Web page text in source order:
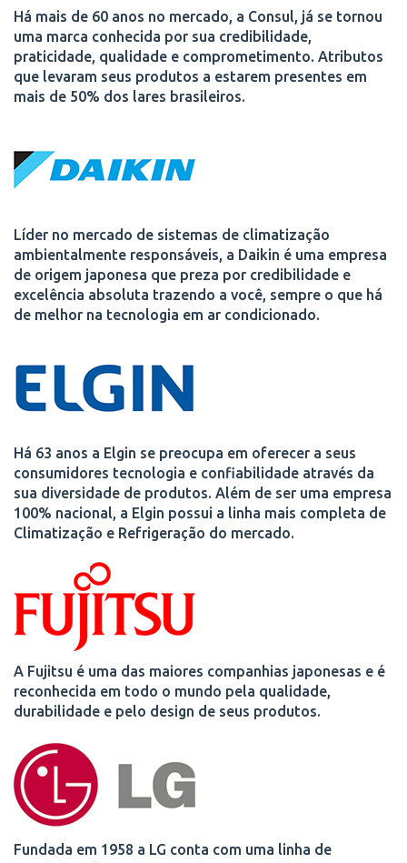
Há mais de 60 anos no mercado, a Consul, já se tornou
uma marca conhecida por sua credibilidade,
praticidade, qualidade e comprometimento. Atributos
que levaram seus produtos a estarem presentes em
mais de 50% dos lares brasileiros.
Líder no mercado de sistemas de climatização
ambientalmente responsáveis, a Daikin é uma empresa
de origem japonesa que preza por credibilidade e
excelência absoluta trazendo a você, sempre o que há
de melhor na tecnologia em ar condicionado.
Há 63 anos a Elgin se preocupa em oferecer a seus
consumidores tecnologia e confiabilidade através da
sua diversidade de produtos. Além de ser uma empresa
100% nacional, a Elgin possui a linha mais completa de
Climatização e Refrigeração do mercado.
A Fujitsu é uma das maiores companhias japonesas e é
reconhecida em todo o mundo pela qualidade,
durabilidade e pelo design de seus produtos.
Fundada em 1958 a LG conta com uma linha de